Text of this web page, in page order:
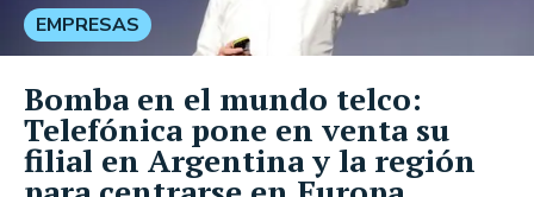
EMPRESAS
Bomba en el mundo telco:
Telefónica pone en venta su
filial en Argentina y la región